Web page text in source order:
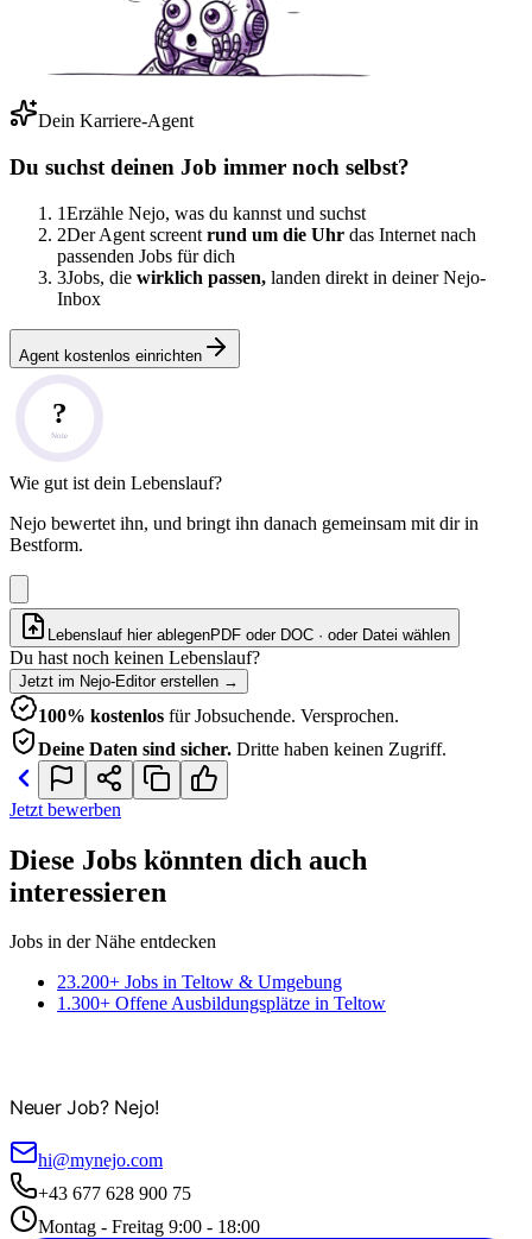
Dein Karriere-Agent
Du suchst deinen Job immer noch selbst?
1Erzähle Nejo, was du kannst und suchst
2Der Agent screent rund um die Uhr das Internet nach
passenden Jobs für dich
3Jobs, die wirklich passen, landen direkt in deiner Nejo-
Inbox
Agent kostenlos einrichten
?
Note
Wie gut ist dein Lebenslauf?
Nejo bewertet ihn, und bringt ihn danach gemeinsam mit dir in
Bestform.
Lebenslauf hier ablegenPDF oder DOC · oder Datei wählen
Du hast noch keinen Lebenslauf?
Jetzt im Nejo-Editor erstellen →
100% kostenlos für Jobsuchende. Versprochen.
Deine Daten sind sicher. Dritte haben keinen Zugriff.
Jetzt bewerben
Diese Jobs könnten dich auch
interessieren
Jobs in der Nähe entdecken
23.200+ Jobs in Teltow & Umgebung
1.300+ Offene Ausbildungsplätze in Teltow
Neuer Job? Nejo!
hi@mynejo.com
+43 677 628 900 75
Montag - Freitag 9:00 - 18:00